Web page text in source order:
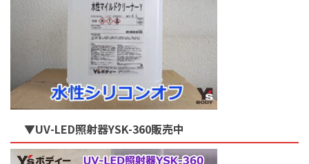
▼UV-LED照射器YSK-360販売中